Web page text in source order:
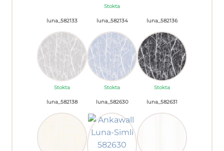
Stokta
luna_582133
Stokta
luna_582134
Stokta
luna_582136
Stokta
luna_582138 luna_582630 luna_582631